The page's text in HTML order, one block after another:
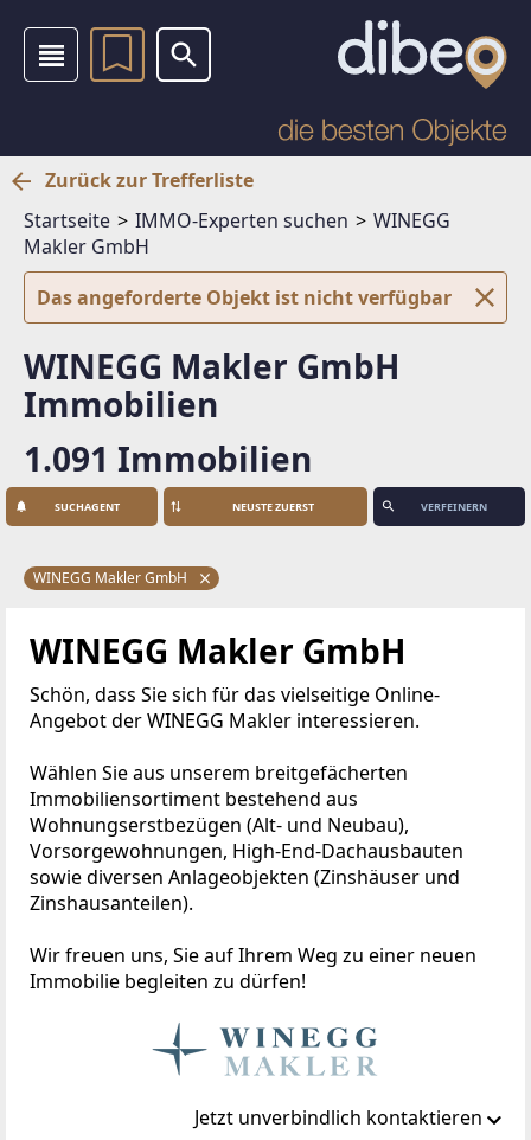
Zurück zur Trefferliste
Startseite
IMMO-Experten suchen
WINEGG
Makler GmbH
Das angeforderte Objekt ist nicht verfügbar
WINEGG Makler GmbH
Immobilien
1.091 Immobilien
SUCHAGENT VERFEINERN
WINEGG Makler GmbH
WINEGG Makler GmbH
Schön, dass Sie sich für das vielseitige Online-
Angebot der WINEGG Makler interessieren.
Wählen Sie aus unserem breitgefächerten
Immobiliensortiment bestehend aus
Wohnungserstbezügen (Alt- und Neubau),
Vorsorgewohnungen, High-End-Dachausbauten
sowie diversen Anlageobjekten (Zinshäuser und
Zinshausanteilen).
Wir freuen uns, Sie auf Ihrem Weg zu einer neuen
Immobilie begleiten zu dürfen!
Jetzt unverbindlich kontaktieren